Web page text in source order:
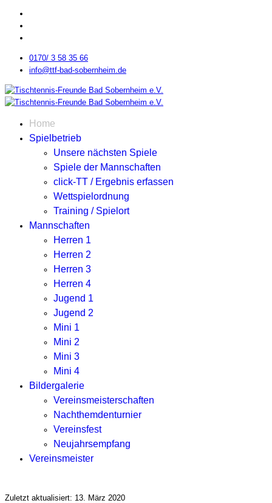
0170/ 3 58 35 66
info@ttf-bad-sobernheim.de
Home
Spielbetrieb
Unsere nächsten Spiele
Spiele der Mannschaften
click-TT / Ergebnis erfassen
Wettspielordnung
Training / Spielort
Mannschaften
Herren 1
Herren 2
Herren 3
Herren 4
Jugend 1
Jugend 2
Mini 1
Mini 2
Mini 3
Mini 4
Bildergalerie
Vereinsmeisterschaften
Nachthemdenturnier
Vereinsfest
Neujahrsempfang
Vereinsmeister
Zuletzt aktualisiert: 13. März 2020